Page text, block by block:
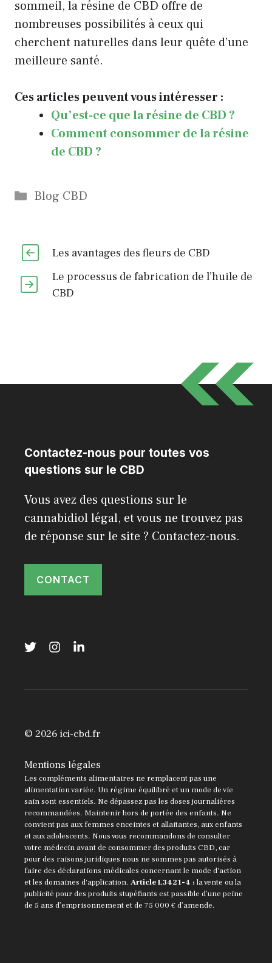
sommeil, la résine de CBD offre de
nombreuses possibilités à ceux qui
cherchent naturelles dans leur quête d’une
meilleure santé.
Ces articles peuvent vous intéresser :
Qu’est-ce que la résine de CBD ?
Comment consommer de la résine
de CBD ?
Catégories
Blog CBD
Les avantages des fleurs de CBD
Le processus de fabrication de l’huile de
CBD
Contactez-nous pour toutes vos
questions sur le CBD
Vous avez des questions sur le
cannabidiol légal, et vous ne trouvez pas
de réponse sur le site ? Contactez-nous.
CONTACT
© 2026 ici-cbd.fr
Mentions légales
Les compléments alimentaires ne remplacent pas une
alimentation variée. Un régime équilibré et un mode de vie
sain sont essentiels. Ne dépassez pas les doses journalières
recommandées. Maintenir hors de portée des enfants. Ne
convient pas aux femmes enceintes et allaitantes, aux enfants
et aux adolescents. Nous vous recommandons de consulter
votre médecin avant de consommer des produits CBD, car
pour des raisons juridiques nous ne sommes pas autorisés à
faire des déclarations médicales concernant le mode d'action
et les domaines d'application. Article L3421-4 : la vente ou la
publicité pour des produits stupéfiants est passible d’une peine
de 5 ans d’emprisonnement et de 75 000 € d’amende.